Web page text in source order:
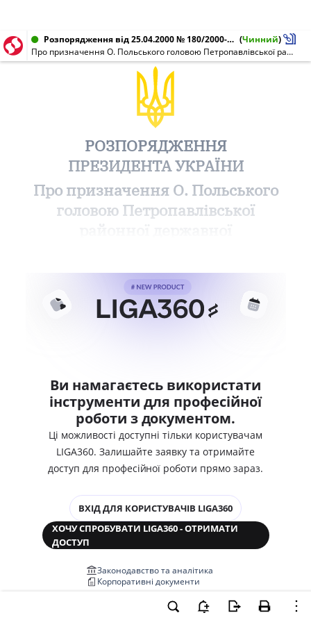
Розпорядження від 25.04.2000 № 180/2000-рп (Чинний)
Про призначення О. Польського головою Петропавлівської районної державної адміністрації Дніпропетровської області
РОЗПОРЯДЖЕННЯ
ПРЕЗИДЕНТА УКРАЇНИ
Про призначення О. Польського
головою Петропавлівської
Ви намагаєтесь використати
інструменти для професійної
роботи з документом.
Ці можливості доступні тільки користувачам
LIGA360. Залишайте заявку та отримайте
доступ для професійної роботи прямо зараз.
ВХІД ДЛЯ КОРИСТУВАЧІВ LIGA360
ХОЧУ СПРОБУВАТИ LIGA360 - ОТРИМАТИ
ДОСТУП
Законодавство та аналітика
Корпоративні документи
Медіааналіз та репутація